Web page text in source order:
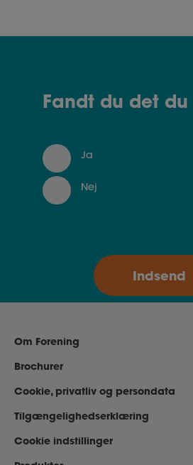
Fandt du det du
Ja
Nej
Om Forening
Brochurer
Cookie, privatliv og persondata
Tilgængelighedserklæring
Cookie indstillinger